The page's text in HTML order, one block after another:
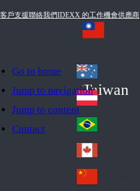
Go to home
Jump to navigation
Jump to content
Contact
客戶支援聯絡我們IDEXX 的工作機會供應商
Taiwan
Au
str
ali
a
Au
stri
a
Br
azi
l
Ca
na